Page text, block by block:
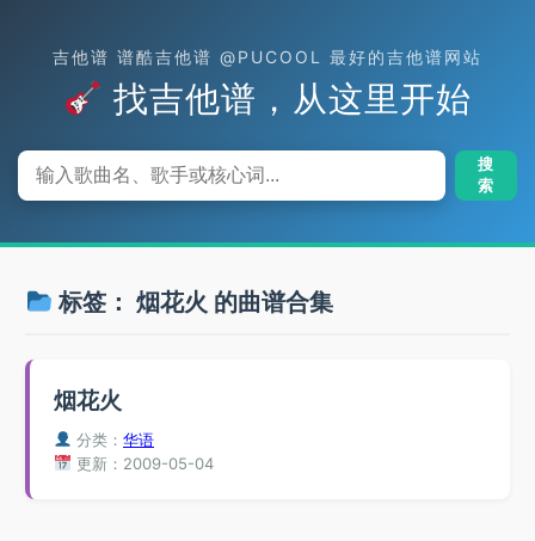
吉他谱 谱酷吉他谱 @PUCOOL 最好的吉他谱网站
找吉他谱，从这里开始
搜
索
标签： 烟花火 的曲谱合集
烟花火
分类：华语
更新：2009-05-04